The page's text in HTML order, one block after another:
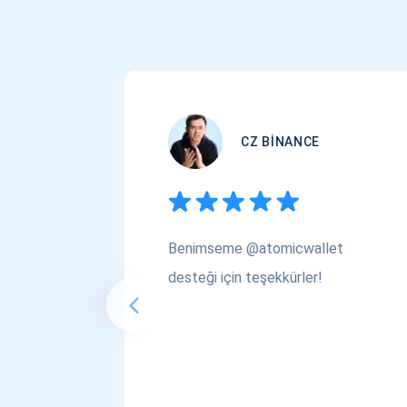
CZ BINANCE
Benimseme @atomicwallet
desteği için teşekkürler!